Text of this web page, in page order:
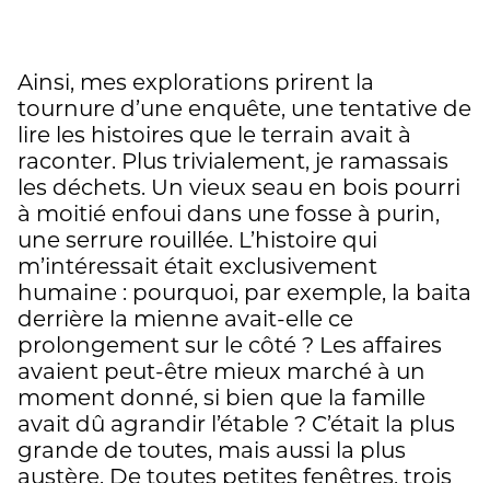
Ainsi, mes explorations prirent la
tournure d’une enquête, une tentative de
lire les histoires que le terrain avait à
raconter. Plus trivialement, je ramassais
les déchets. Un vieux seau en bois pourri
à moitié enfoui dans une fosse à purin,
une serrure rouillée. L’histoire qui
m’intéressait était exclusivement
humaine : pourquoi, par exemple, la baita
derrière la mienne avait-elle ce
prolongement sur le côté ? Les affaires
avaient peut-être mieux marché à un
moment donné, si bien que la famille
avait dû agrandir l’étable ? C’était la plus
grande de toutes, mais aussi la plus
austère. De toutes petites fenêtres, trois